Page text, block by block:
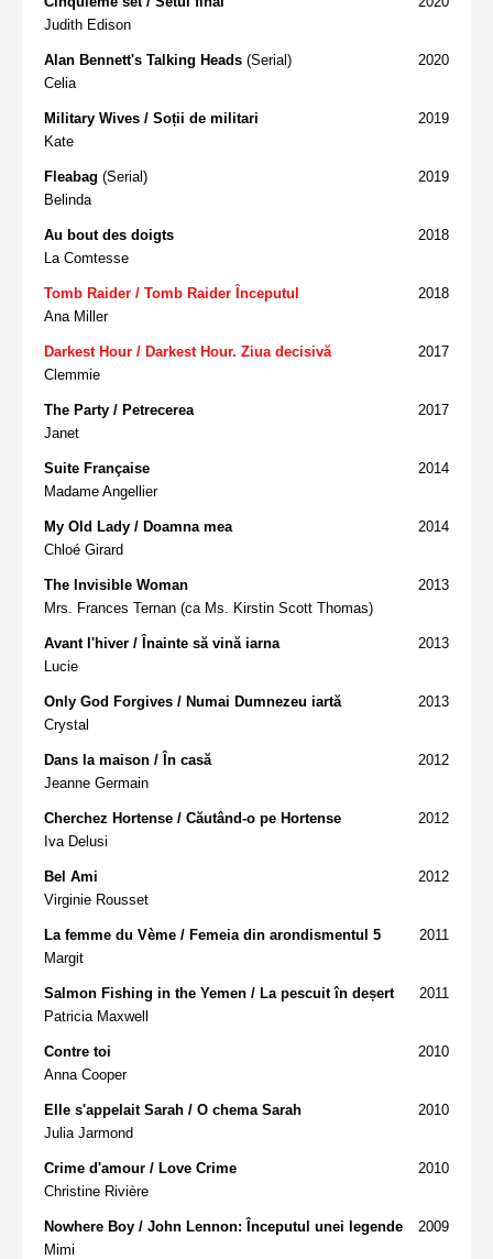
Judith Edison
2020
Alan Bennett's Talking Heads (Serial)
Celia
2019
Military Wives / Soții de militari
Kate
2019
Fleabag (Serial)
Belinda
2018
Au bout des doigts
La Comtesse
2018
Tomb Raider / Tomb Raider Începutul
Ana Miller
2017
Darkest Hour / Darkest Hour. Ziua decisivă
Clemmie
2017
The Party / Petrecerea
Janet
2014
Suite Française
Madame Angellier
2014
My Old Lady / Doamna mea
Chloé Girard
2013
The Invisible Woman
Mrs. Frances Ternan (ca Ms. Kirstin Scott Thomas)
2013
Avant l'hiver / Înainte să vină iarna
Lucie
2013
Only God Forgives / Numai Dumnezeu iartă
Crystal
2012
Dans la maison / În casă
Jeanne Germain
2012
Cherchez Hortense / Căutând-o pe Hortense
Iva Delusi
2012
Bel Ami
Virginie Rousset
2011
La femme du Vème / Femeia din arondismentul 5
Margit
2011
Salmon Fishing in the Yemen / La pescuit în deșert
Patricia Maxwell
2010
Contre toi
Anna Cooper
2010
Elle s'appelait Sarah / O chema Sarah
Julia Jarmond
2010
Crime d'amour / Love Crime
Christine Rivière
2009
Nowhere Boy / John Lennon: Începutul unei legende
Mimi